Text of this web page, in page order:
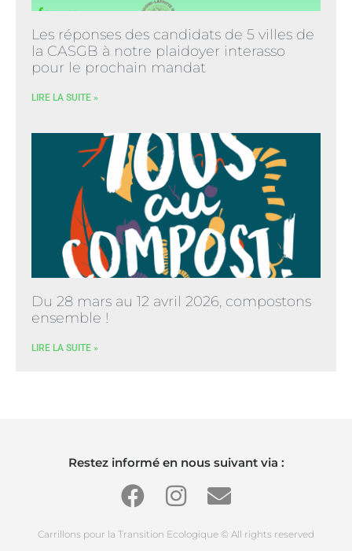
Les réponses des candidats de 5 villes de
la CASGB à notre plaidoyer interasso
pour le prochain mandat
LIRE LA SUITE »
Du 28 mars au 12 avril 2026, compostons
ensemble !
LIRE LA SUITE »
Restez informé en nous suivant via :
Carrillons pour la Transition Ecologique © All rights reserved